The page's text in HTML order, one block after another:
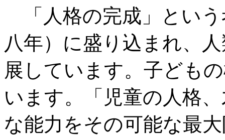
「人格の完成」という
八年）に盛り込まれ、
展しています。子ども
います。「児童の人格
な能力をその可能な最